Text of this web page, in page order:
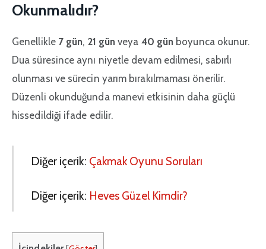
Okunmalıdır?
Genellikle 7 gün, 21 gün veya 40 gün boyunca okunur.
Dua süresince aynı niyetle devam edilmesi, sabırlı
olunması ve sürecin yarım bırakılmaması önerilir.
Düzenli okunduğunda manevi etkisinin daha güçlü
hissedildiği ifade edilir.
Diğer içerik: Çakmak Oyunu Soruları
Diğer içerik: Heves Güzel Kimdir?